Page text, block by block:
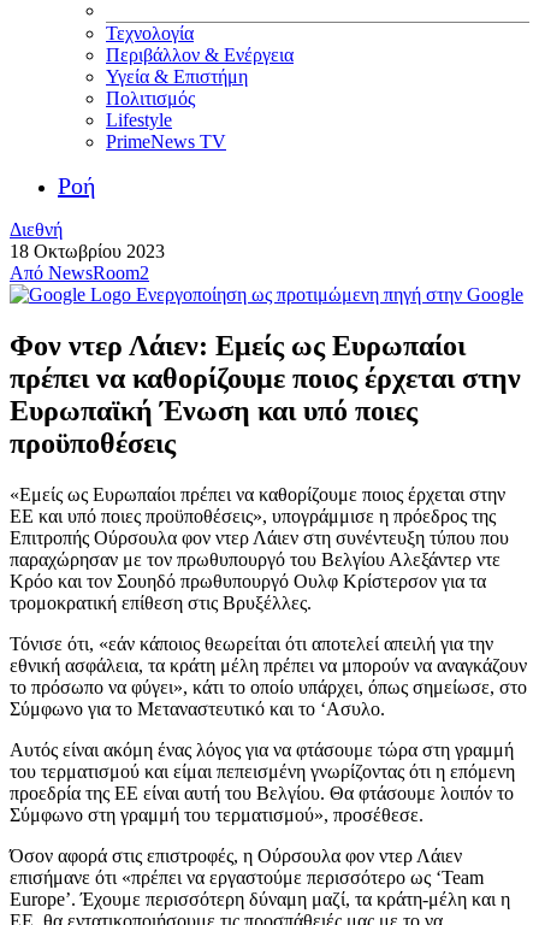
Τεχνολογία
Περιβάλλον & Ενέργεια
Υγεία & Επιστήμη
Πολιτισμός
Lifestyle
PrimeNews TV
Ροή
Διεθνή
18 Οκτωβρίου 2023
Από NewsRoom2
Ενεργοποίηση ως προτιμώμενη πηγή στην Google
Φον ντερ Λάιεν: Εμείς ως Ευρωπαίοι
πρέπει να καθορίζουμε ποιος έρχεται στην
Ευρωπαϊκή Ένωση και υπό ποιες
προϋποθέσεις
«Εμείς ως Ευρωπαίοι πρέπει να καθορίζουμε ποιος έρχεται στην
ΕΕ και υπό ποιες προϋποθέσεις», υπογράμμισε η πρόεδρος της
Επιτροπής Ούρσουλα φον ντερ Λάιεν στη συνέντευξη τύπου που
παραχώρησαν με τον πρωθυπουργό του Βελγίου Αλεξάντερ ντε
Κρόο και τον Σουηδό πρωθυπουργό Ουλφ Κρίστερσον για τα
τρομοκρατική επίθεση στις Βρυξέλλες.
Τόνισε ότι, «εάν κάποιος θεωρείται ότι αποτελεί απειλή για την
εθνική ασφάλεια, τα κράτη μέλη πρέπει να μπορούν να αναγκάζουν
το πρόσωπο να φύγει», κάτι το οποίο υπάρχει, όπως σημείωσε, στο
Σύμφωνο για το Μεταναστευτικό και το ‘Ασυλο.
Αυτός είναι ακόμη ένας λόγος για να φτάσουμε τώρα στη γραμμή
του τερματισμού και είμαι πεπεισμένη γνωρίζοντας ότι η επόμενη
προεδρία της ΕΕ είναι αυτή του Βελγίου. Θα φτάσουμε λοιπόν το
Σύμφωνο στη γραμμή του τερματισμού», προσέθεσε.
Όσον αφορά στις επιστροφές, η Ούρσουλα φον ντερ Λάιεν
επισήμανε ότι «πρέπει να εργαστούμε περισσότερο ως ‘Team
Europe’. Έχουμε περισσότερη δύναμη μαζί, τα κράτη-μέλη και η
ΕΕ, θα εντατικοποιήσουμε τις προσπάθειές μας με το να